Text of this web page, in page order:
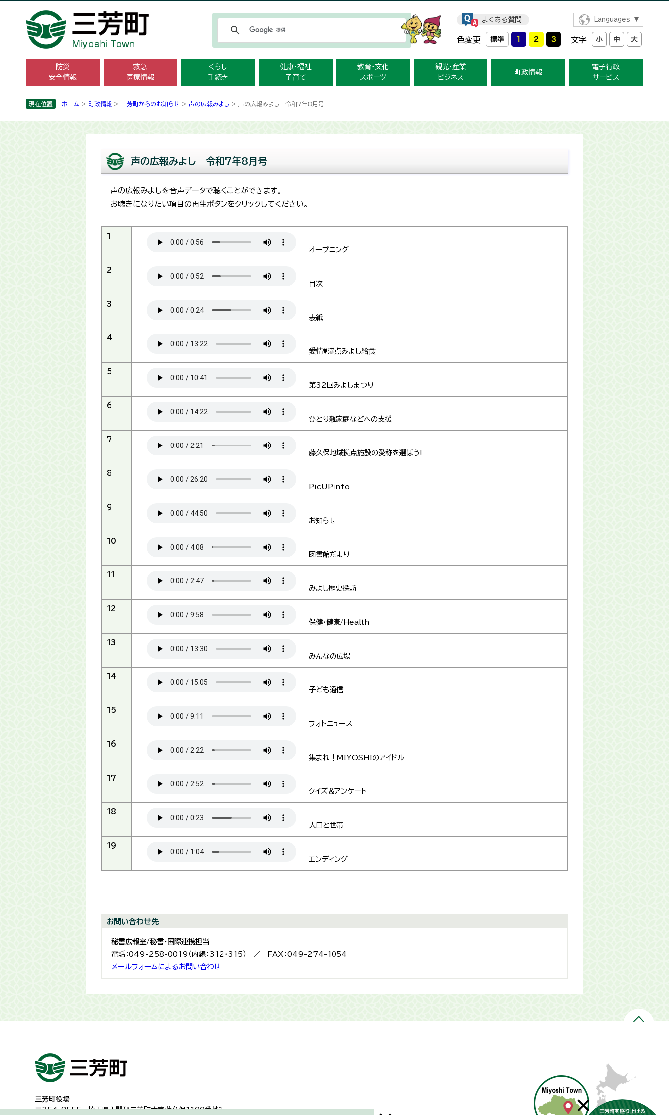
よくある質問 Languages
色変更 文字
防災
安全情報
救急
医療情報
くらし
手続き
健康・福祉
子育て
教育・文化
スポーツ
観光・産業
ビジネス
町政情報
電子行政
サービス
現在位置 ホーム > 町政情報 > 三芳町からのお知らせ > 声の広報みよし > 声の広報みよし 令和7年8月号
声の広報みよし 令和7年8月号
声の広報みよしを音声データで聴くことができます。
お聴きになりたい項目の再生ボタンをクリックしてください。
1
オープニング
2
目次
3
表紙
4
愛情♥満点みよし給食
5
第32回みよしまつり
6
ひとり親家庭などへの支援
7
藤久保地域拠点施設の愛称を選ぼう!
8
PicUPinfo
9
お知らせ
10
図書館だより
11
みよし歴史探訪
12
保健・健康/Health
13
みんなの広場
14
子ども通信
15
フォトニュース
16
集まれ！MIYOSHIのアイドル
17
クイズ＆アンケート
18
人口と世帯
19
エンディング
お問い合わせ先
秘書広報室/秘書・国際連携担当
電話：049-258-0019（内線：312・315） ／ FAX：049-274-1054
メールフォームによるお問い合わせ
三芳町役場
〒354-8555埼玉県入間郡三芳町大字藤久保1100番地１